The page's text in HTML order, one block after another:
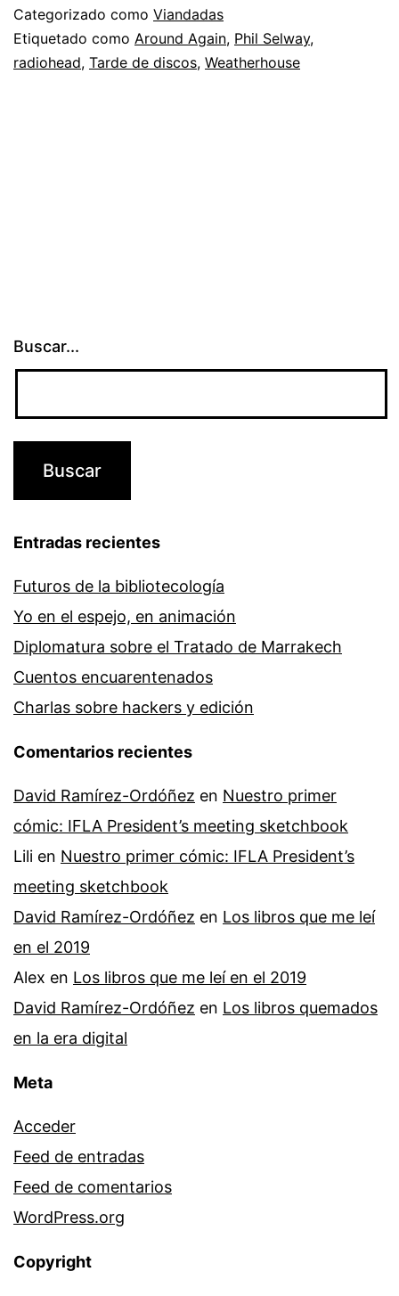
Categorizado como Viandadas
Etiquetado como Around Again, Phil Selway,
radiohead, Tarde de discos, Weatherhouse
Buscar...
Entradas recientes
Futuros de la bibliotecología
Yo en el espejo, en animación
Diplomatura sobre el Tratado de Marrakech
Cuentos encuarentenados
Charlas sobre hackers y edición
Comentarios recientes
David Ramírez-Ordóñez en Nuestro primer
cómic: IFLA President’s meeting sketchbook
Lili en Nuestro primer cómic: IFLA President’s
meeting sketchbook
David Ramírez-Ordóñez en Los libros que me leí
en el 2019
Alex en Los libros que me leí en el 2019
David Ramírez-Ordóñez en Los libros quemados
en la era digital
Meta
Acceder
Feed de entradas
Feed de comentarios
WordPress.org
Copyright